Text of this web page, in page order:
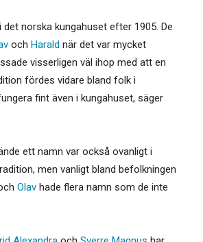
det norska kungahuset efter 1905. De
och Harald när det var mycket
visserligen väl ihop med att en
fördes vidare bland folk i
fint även i kungahuset, säger
ett namn var också ovanligt i
men vanligt bland befolkningen
Olav hade flera namn som de inte